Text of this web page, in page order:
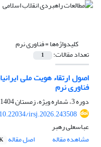
کلیدواژه‌ها =فناوری نرم
تعداد مقالات: 1
اصول ارتقاء هویت ملی
فناوری نرم
دوره 3، شماره ویژه، زمستان 1404، صفحه
10.22034/irsj.2026.243508
عباسعلی رهبر
مشاهده مقاله
اصل مقاله